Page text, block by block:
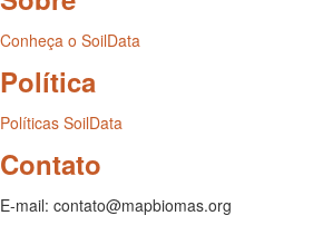
Conheça o SoilData
Política
Políticas SoilData
Contato
E-mail: contato@mapbiomas.org